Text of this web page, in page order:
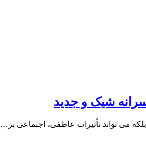
شیک و جدید
می‌ تواند تأثیرات عاطفی، اجتماعی بر…